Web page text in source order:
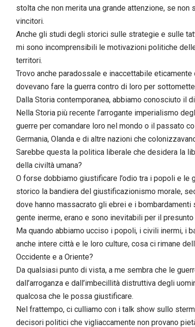
stolta che non merita una grande attenzione, se
vincitori.
Anche gli studi degli storici sulle strategie e sulle
mi sono incomprensibili le motivazioni politiche
territori.
Trovo anche paradossale e inaccettabile
dovevano fare la guerra contro di loro per
Dalla Storia contemporanea, abbiamo conosciuto il
Nella Storia più recente l’arrogante imperialismo
guerre per comandare loro nel mondo o il passato
Germania, Olanda e di altre nazioni che
Sarebbe questa la politica liberale che desidera la
della civiltà umana?
O forse dobbiamo giustificare l’odio tra i popoli e
storico la bandiera del giustificazionismo morale,
dove hanno massacrato gli ebrei e i
gente inerme, erano e sono inevitabili per il
Ma quando abbiamo ucciso i popoli, i civili inermi, i
anche intere città e le loro culture, cosa ci rimane
Occidente e a Oriente?
Da qualsiasi punto di vista, a me sembra che le
dall’arroganza e dall’imbecillità distruttiva degli
qualcosa che le possa giustificare.
Nel frattempo, ci culliamo con i talk show sullo
decisori politici che vigliaccamente non provano